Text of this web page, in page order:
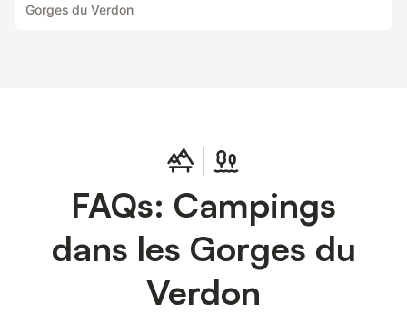
Gorges du Verdon
FAQs: Campings
dans les Gorges du
Verdon